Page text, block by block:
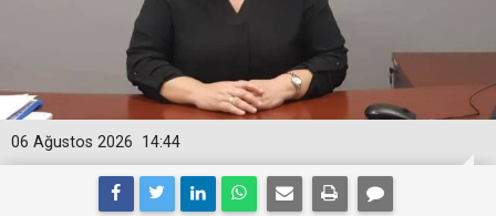
14:44
06 Ağustos 2026